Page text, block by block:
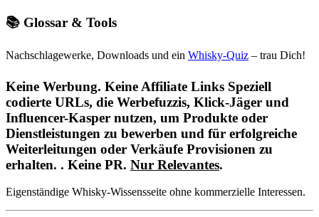
📚 Glossar & Tools
Nachschlagewerke, Downloads und ein Whisky-Quiz – trau Dich!
Keine Werbung. Keine Affiliate Links Speziell
codierte URLs, die Werbefuzzis, Klick-Jäger und
Influencer-Kasper nutzen, um Produkte oder
Dienstleistungen zu bewerben und für erfolgreiche
Weiterleitungen oder Verkäufe Provisionen zu
erhalten. . Keine PR. Nur Relevantes.
Eigenständige Whisky-Wissensseite ohne kommerzielle Interessen.